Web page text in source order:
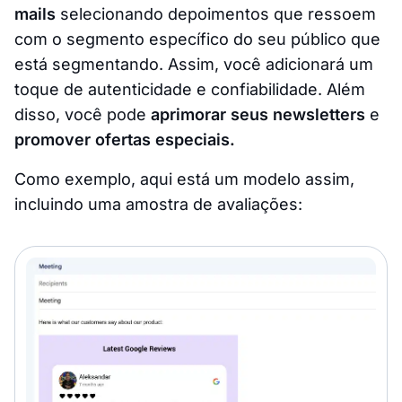
mails selecionando depoimentos que ressoem
com o segmento específico do seu público que
está segmentando. Assim, você adicionará um
toque de autenticidade e confiabilidade. Além
disso, você pode aprimorar seus newsletters e
promover ofertas especiais.
Como exemplo, aqui está um modelo assim,
incluindo uma amostra de avaliações: